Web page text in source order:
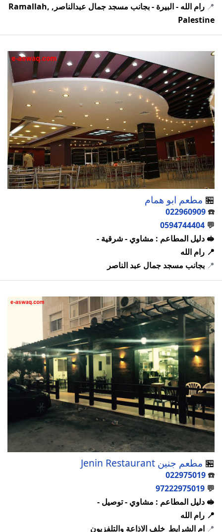
📍
رام الله - البيرة - بجانب مسجد جمال عبدالناصر, Ramallah,
Palestine
🏪 مطعم ابو همام
☎️
022960909
💬
0594744404
🥪 دليل المطاعم : مشاوي - شرقية -
📍 رام الله
📍 بجانب مسجد جمال عبد الناصر
🏪 مطعم جنين Jenin Restaurant
☎️
022975019
💬
97222975019
🥪 دليل المطاعم : مشاوي - توصيل -
📍 رام الله
📍 ام الشرايط_خلف الاذاعة والتلفزيون